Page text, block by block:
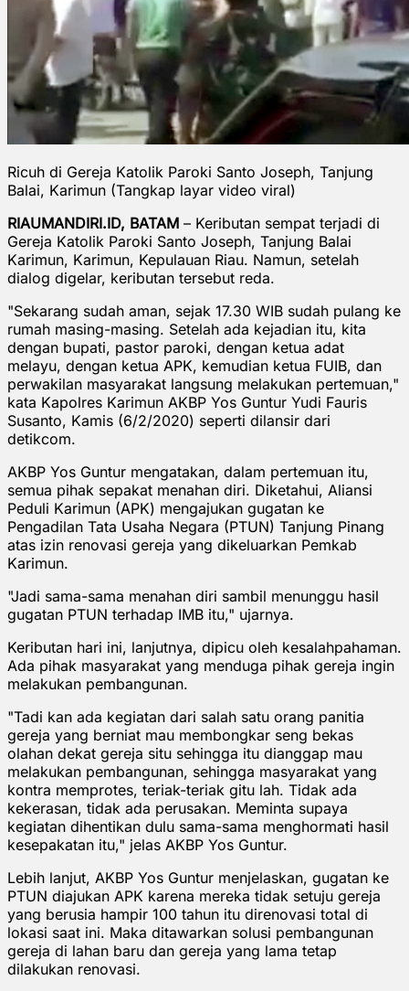
Ricuh di Gereja Katolik Paroki Santo Joseph, Tanjung
Balai, Karimun (Tangkap layar video viral)
RIAUMANDIRI.ID, BATAM – Keributan sempat terjadi di
Gereja Katolik Paroki Santo Joseph, Tanjung Balai
Karimun, Karimun, Kepulauan Riau. Namun, setelah
dialog digelar, keributan tersebut reda.
"Sekarang sudah aman, sejak 17.30 WIB sudah pulang ke
rumah masing-masing. Setelah ada kejadian itu, kita
dengan bupati, pastor paroki, dengan ketua adat
melayu, dengan ketua APK, kemudian ketua FUIB, dan
perwakilan masyarakat langsung melakukan pertemuan,"
kata Kapolres Karimun AKBP Yos Guntur Yudi Fauris
Susanto, Kamis (6/2/2020) seperti dilansir dari
detikcom.
AKBP Yos Guntur mengatakan, dalam pertemuan itu,
semua pihak sepakat menahan diri. Diketahui, Aliansi
Peduli Karimun (APK) mengajukan gugatan ke
Pengadilan Tata Usaha Negara (PTUN) Tanjung Pinang
atas izin renovasi gereja yang dikeluarkan Pemkab
Karimun.
"Jadi sama-sama menahan diri sambil menunggu hasil
gugatan PTUN terhadap IMB itu," ujarnya.
Keributan hari ini, lanjutnya, dipicu oleh kesalahpahaman.
Ada pihak masyarakat yang menduga pihak gereja ingin
melakukan pembangunan.
"Tadi kan ada kegiatan dari salah satu orang panitia
gereja yang berniat mau membongkar seng bekas
olahan dekat gereja situ sehingga itu dianggap mau
melakukan pembangunan, sehingga masyarakat yang
kontra memprotes, teriak-teriak gitu lah. Tidak ada
kekerasan, tidak ada perusakan. Meminta supaya
kegiatan dihentikan dulu sama-sama menghormati hasil
kesepakatan itu," jelas AKBP Yos Guntur.
Lebih lanjut, AKBP Yos Guntur menjelaskan, gugatan ke
PTUN diajukan APK karena mereka tidak setuju gereja
yang berusia hampir 100 tahun itu direnovasi total di
lokasi saat ini. Maka ditawarkan solusi pembangunan
gereja di lahan baru dan gereja yang lama tetap
dilakukan renovasi.